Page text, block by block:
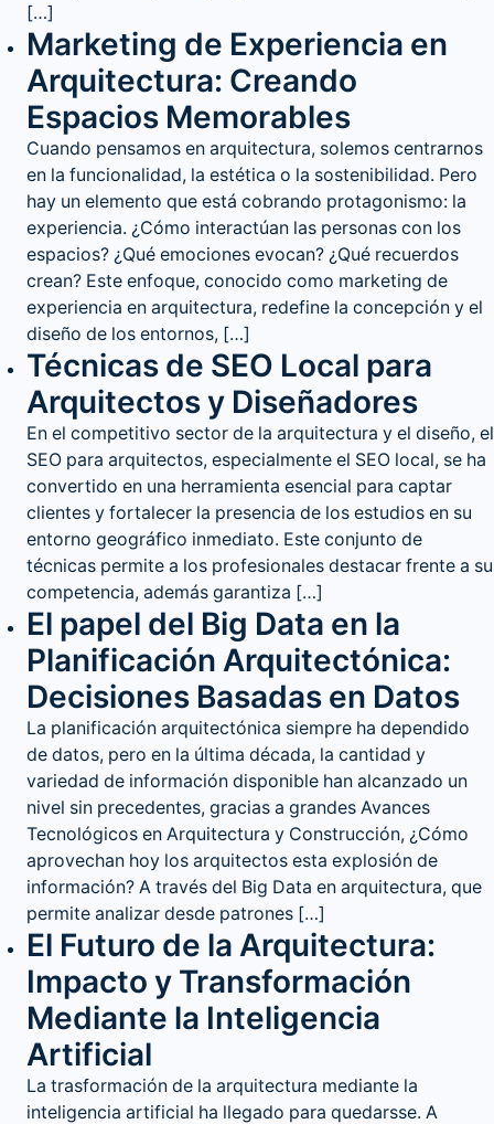
[…]
Marketing de Experiencia en
Arquitectura: Creando
Espacios Memorables
Cuando pensamos en arquitectura, solemos centrarnos
en la funcionalidad, la estética o la sostenibilidad. Pero
hay un elemento que está cobrando protagonismo: la
experiencia. ¿Cómo interactúan las personas con los
espacios? ¿Qué emociones evocan? ¿Qué recuerdos
crean? Este enfoque, conocido como marketing de
experiencia en arquitectura, redefine la concepción y el
diseño de los entornos, […]
Técnicas de SEO Local para
Arquitectos y Diseñadores
En el competitivo sector de la arquitectura y el diseño, el
SEO para arquitectos, especialmente el SEO local, se ha
convertido en una herramienta esencial para captar
clientes y fortalecer la presencia de los estudios en su
entorno geográfico inmediato. Este conjunto de
técnicas permite a los profesionales destacar frente a su
competencia, además garantiza […]
El papel del Big Data en la
Planificación Arquitectónica:
Decisiones Basadas en Datos
La planificación arquitectónica siempre ha dependido
de datos, pero en la última década, la cantidad y
variedad de información disponible han alcanzado un
nivel sin precedentes, gracias a grandes Avances
Tecnológicos en Arquitectura y Construcción, ¿Cómo
aprovechan hoy los arquitectos esta explosión de
información? A través del Big Data en arquitectura, que
permite analizar desde patrones […]
El Futuro de la Arquitectura:
Impacto y Transformación
Mediante la Inteligencia
Artificial
La trasformación de la arquitectura mediante la
inteligencia artificial ha llegado para quedarsse. A